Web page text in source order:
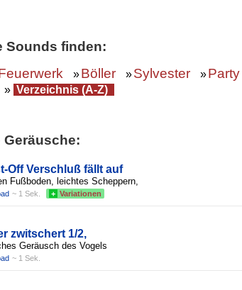
Sounds finden:
»Böller »Sylvester »Party
» Verzeichnis (A-Z)
Geräusche:
Off Verschluß fällt auf
Fußboden, leichtes Scheppern,
~ 1 Sek. + Variationen
zwitschert 1/2,
Geräusch des Vogels
~ 1 Sek.